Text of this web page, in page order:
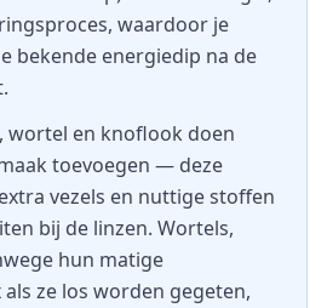
waardoor je
bekende energiedip na de
wortel en knoflook doen
toevoegen — deze
vezels en nuttige stoffen
bij de linzen. Wortels,
hun matige
ze los worden gegeten,